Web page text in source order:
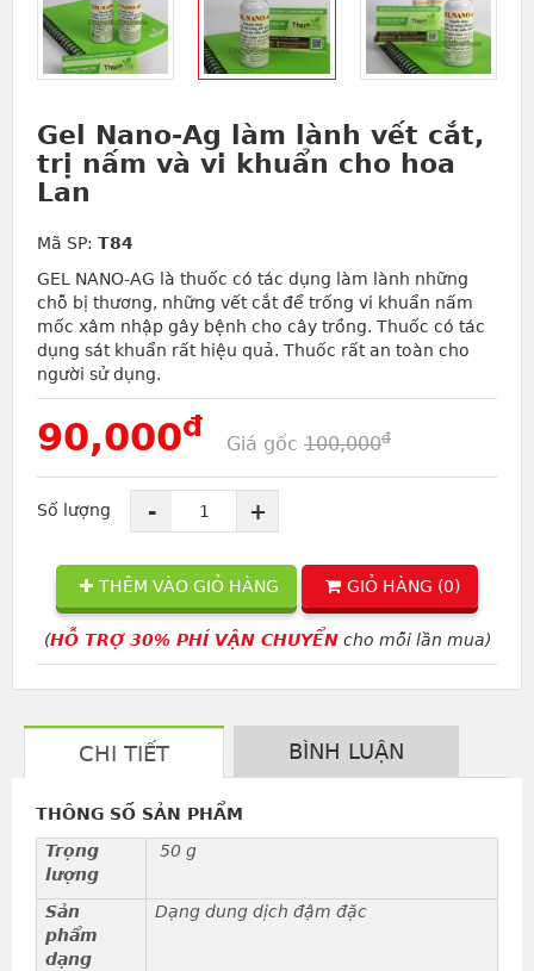
Gel Nano-Ag làm lành vết cắt,
trị nấm và vi khuẩn cho hoa
Lan
Mã SP: T84
GEL NANO-AG là thuốc có tác dụng làm lành những
chỗ bị thương, những vết cắt để trống vi khuẩn nấm
mốc xâm nhập gây bệnh cho cây trồng. Thuốc có tác
dụng sát khuẩn rất hiệu quả. Thuốc rất an toàn cho
người sử dụng.
90,000đ
Giá gốc 100,000đ
Số lượng - +
THÊM VÀO GIỎ HÀNG GIỎ HÀNG (0)
(HỖ TRỢ 30% PHÍ VẬN CHUYỂNcho mỗi lần mua)
CHI TIẾT BÌNH LUẬN
THÔNG SỐ SẢN PHẨM
Trọng
lượng
50 g
Sản
phẩm
dạng
Dạng dung dịch đậm đặc